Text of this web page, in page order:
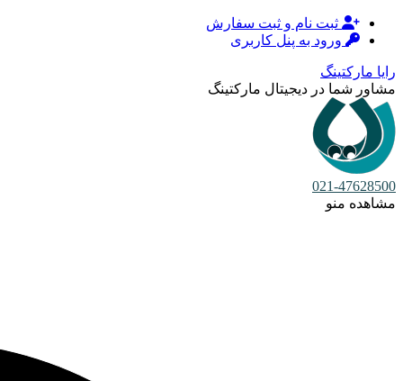
ثبت نام و ثبت سفارش
ورود به پنل کاربری
رایا مارکتینگ
مشاور شما در دیجیتال مارکتینگ
021-47628500
مشاهده منو